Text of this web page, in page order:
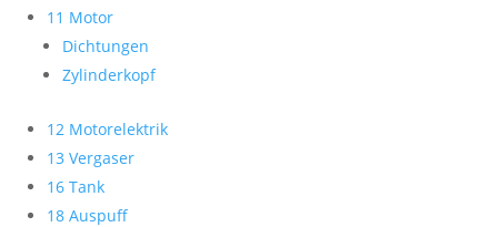
11 Motor
Dichtungen
Zylinderkopf
12 Motorelektrik
13 Vergaser
16 Tank
18 Auspuff